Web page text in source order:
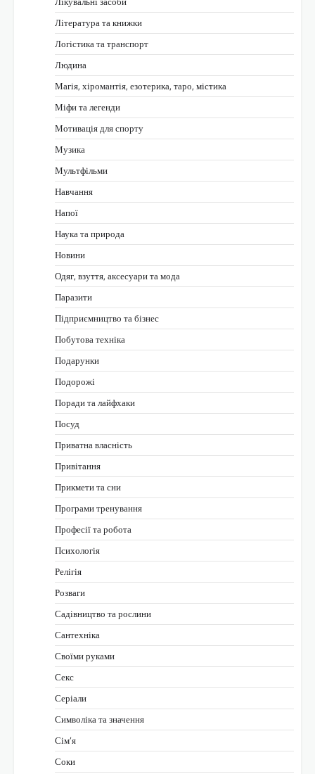
Література та книжки
Логістика та транспорт
Людина
Магія, хіромантія, езотерика, таро, містика
Міфи та легенди
Мотивація для спорту
Музика
Мультфільми
Навчання
Напої
Наука та природа
Новини
Одяг, взуття, аксесуари та мода
Паразити
Підприємництво та бізнес
Побутова техніка
Подарунки
Подорожі
Поради та лайфхаки
Посуд
Приватна власність
Привітання
Прикмети та сни
Програми тренування
Професії та робота
Психологія
Релігія
Розваги
Садівництво та рослини
Сантехніка
Своїми руками
Секс
Серіали
Символіка та значення
Сім’я
Соки